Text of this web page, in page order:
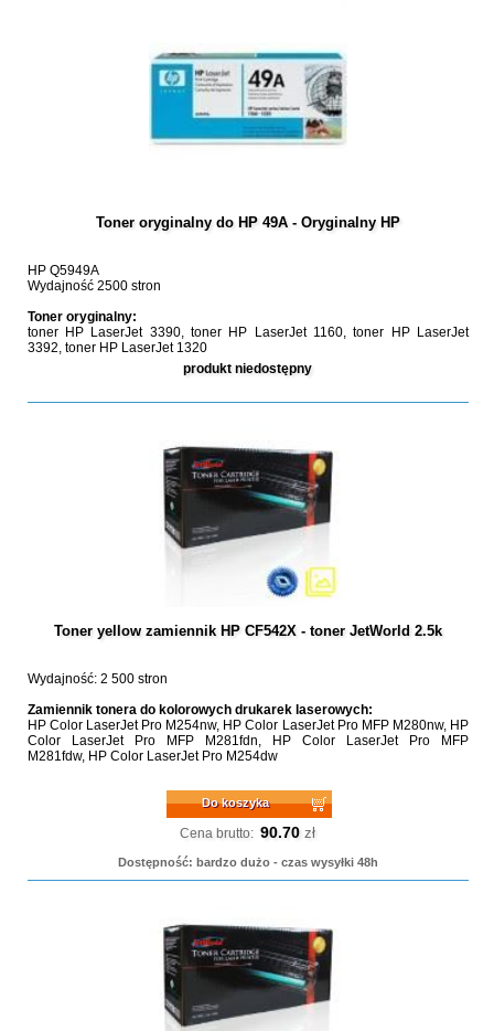
Toner oryginalny do HP 49A - Oryginalny HP
HP Q5949A
Wydajność 2500 stron
Toner oryginalny:
toner HP LaserJet 3390, toner HP LaserJet 1160, toner HP LaserJet
3392, toner HP LaserJet 1320
produkt niedostępny
Toner yellow zamiennik HP CF542X - toner JetWorld 2.5k
Wydajność: 2 500 stron
Zamiennik tonera do kolorowych drukarek laserowych:
HP Color LaserJet Pro M254nw, HP Color LaserJet Pro MFP M280nw, HP
Color LaserJet Pro MFP M281fdn, HP Color LaserJet Pro MFP
M281fdw, HP Color LaserJet Pro M254dw
Do koszyka
Cena brutto: 90.70 zł
Dostępność: bardzo dużo - czas wysyłki 48h